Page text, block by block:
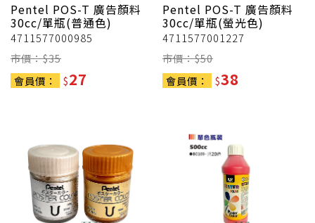
Pentel POS-T 廣告顏料
30cc/單瓶(普通色)
4711577000985
市價：$35
會員價：
$27
Pentel POS-T 廣告顏料
30cc/單瓶(螢光色)
4711577001227
市價：$50
會員價：
$38